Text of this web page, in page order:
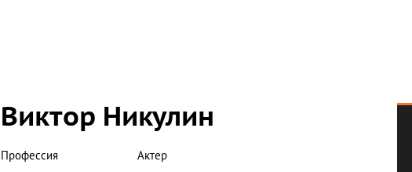
Виктор Никулин
Профессия
Актер